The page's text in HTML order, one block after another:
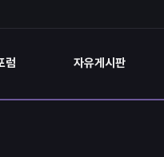
럼 자유게시판